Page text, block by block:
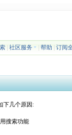
| 社区服务 帮助 订阅
下几个原因:
搜索功能